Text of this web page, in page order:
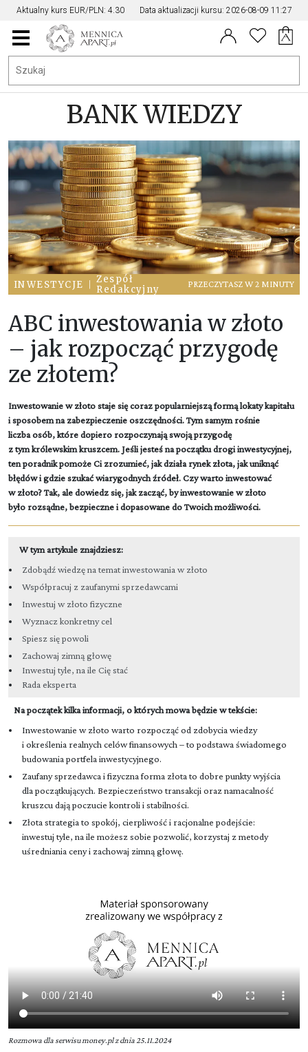
Aktualny kurs EUR/PLN: 4.30 Data aktualizacji kursu: 2026-08-09 11:27
Menu
główne
BANK WIEDZY
INWESTYCJE
Zespół
Redakcyjny
PRZECZYTASZ W 2 MINUTY
ABC inwestowania w złoto
– jak rozpocząć przygodę
ze złotem?
Inwestowanie w złoto staje się coraz popularniejszą formą lokaty kapitału
i sposobem na zabezpieczenie oszczędności. Tym samym rośnie
liczba osób, które dopiero rozpoczynają swoją przygodę
z tym królewskim kruszcem. Jeśli jesteś na początku drogi inwestycyjnej,
ten poradnik pomoże Ci zrozumieć, jak działa rynek złota, jak uniknąć
błędów i gdzie szukać wiarygodnych źródeł. Czy warto inwestować
w złoto? Tak, ale dowiedz się, jak zacząć, by inwestowanie w złoto
było rozsądne, bezpieczne i dopasowane do Twoich możliwości.
W tym artykule znajdziesz:
Zdobądź wiedzę na temat inwestowania w złoto
Współpracuj z zaufanymi sprzedawcami
Inwestuj w złoto fizyczne
Wyznacz konkretny cel
Spiesz się powoli
Zachowaj zimną głowę
Inwestuj tyle, na ile Cię stać
Rada eksperta
Na początek kilka informacji, o których mowa będzie w tekście:
Inwestowanie w złoto warto rozpocząć od zdobycia wiedzy
i określenia realnych celów finansowych – to podstawa świadomego
budowania portfela inwestycyjnego.
Zaufany sprzedawca i fizyczna forma złota to dobre punkty wyjścia
dla początkujących. Bezpieczeństwo transakcji oraz namacalność
kruszcu dają poczucie kontroli i stabilności.
Złota strategia to spokój, cierpliwość i racjonalne podejście:
inwestuj tyle, na ile możesz sobie pozwolić, korzystaj z metody
uśredniania ceny i zachowaj zimną głowę.
Rozmowa dla serwisu money.pl z dnia 25.11.2024